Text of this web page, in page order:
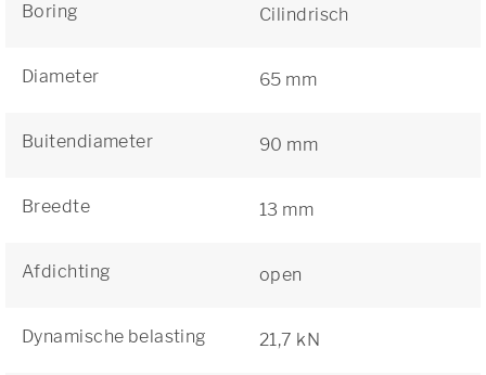
Boring Cilindrisch
Diameter 65 mm
Buitendiameter 90 mm
Breedte 13 mm
Afdichting open
Dynamische belasting 21,7 kN